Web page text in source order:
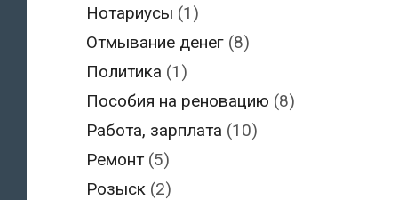
Нотариусы (1)
Отмывание денег (8)
Политика (1)
Пособия на реновацию (8)
Работа, зарплата (10)
Ремонт (5)
Розыск (2)